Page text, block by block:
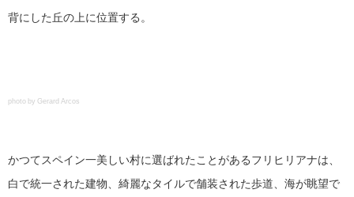
背にした丘の上に位置する。
photo by Gerard Arcos
かつてスペイン一美しい村に選ばれたことがあるフリヒリアナは、
白で統一された建物、綺麗なタイルで舗装された歩道、海が眺望で